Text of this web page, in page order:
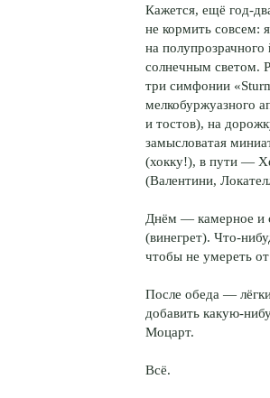
Кажется, ещё год-
не кормить совсем:
на полупрозрачного
солнечным светом.
три симфонии
мелкобуржуазного
и тостов), на
замысловатая
(хокку!), в пути —
(Валентини,
Днём — камерное и
(винегрет). Что-
чтобы не умереть
После обеда —
добавить какую-
Моцарт.
Всё.